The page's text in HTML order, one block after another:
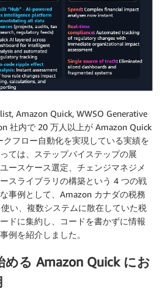
Amazon Quick, WWSO Generative
社内で 20 万人以上が Amazon Quick
フロー自動化を実現している実績を
ては、ステップバイステップの展
ースケース選定、チェンジマネジメ
スライブラリの構築という 4 つの戦
事例として、Amazon カナダの税務
い、複数システムに散在していた税
ドに集約し、コードを書かずに情報
例を紹介しました。
める Amazon Quick にお